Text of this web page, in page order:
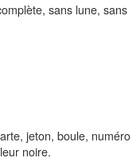
sans lune, sans
jeton, boule, numéro
noire.